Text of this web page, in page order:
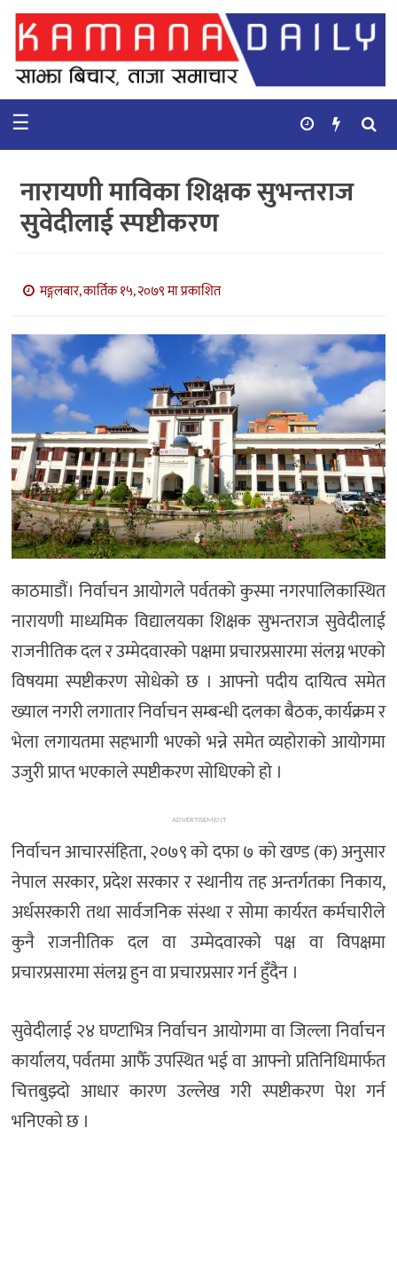
गृहपृष्ठ
समाचार
कुराकानी
बाणिज्य
भिडियो
सिफारिस
☰
नारायणी माविका शिक्षक सुभन्तराज
सुवेदीलाई स्पष्टीकरण
मङ्गलबार, कार्तिक १५, २०७९ मा प्रकाशित
काठमाडौं। निर्वाचन आयोगले पर्वतको कुस्मा नगरपालिकास्थित
नारायणी माध्यमिक विद्यालयका शिक्षक सुभन्तराज सुवेदीलाई
राजनीतिक दल र उम्मेदवारको पक्षमा प्रचारप्रसारमा संलग्न भएको
विषयमा स्पष्टीकरण सोधेको छ । आफ्नो पदीय दायित्व समेत
ख्याल नगरी लगातार निर्वाचन सम्बन्धी दलका बैठक, कार्यक्रम र
भेला लगायतमा सहभागी भएको भन्ने समेत व्यहोराको आयोगमा
उजुरी प्राप्त भएकाले स्पष्टीकरण सोधिएको हो ।
ADVERTISEMENT
निर्वाचन आचारसंहिता, २०७९ को दफा ७ को खण्ड (क) अनुसार
नेपाल सरकार, प्रदेश सरकार र स्थानीय तह अन्तर्गतका निकाय,
अर्धसरकारी तथा सार्वजनिक संस्था र सोमा कार्यरत कर्मचारीले
कुनै राजनीतिक दल वा उम्मेदवारको पक्ष वा विपक्षमा
प्रचारप्रसारमा संलग्न हुन वा प्रचारप्रसार गर्न हुँदैन ।
सुवेदीलाई २४ घण्टाभित्र निर्वाचन आयोगमा वा जिल्ला निर्वाचन
कार्यालय, पर्वतमा आफैँ उपस्थित भई वा आफ्नो प्रतिनिधिमार्फत
चित्तबुझ्दो आधार कारण उल्लेख गरी स्पष्टीकरण पेश गर्न
भनिएको छ ।